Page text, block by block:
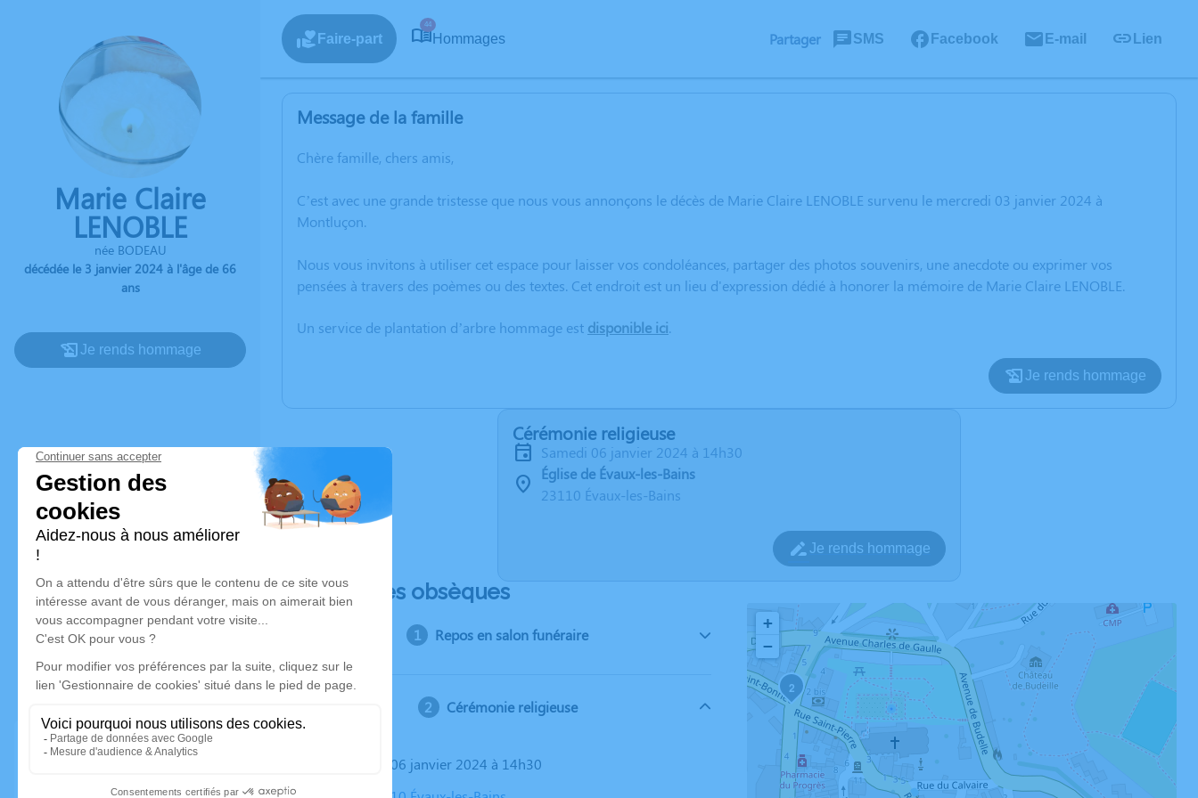
Marie Claire
LENOBLE
née BODEAU
décédée le 3 janvier 2024 à l'âge de 66
ans
Je rends hommage
Faire-part
44
Hommages Partager SMS Facebook E-mail Lien
Message de la famille
Chère famille, chers amis,
C’est avec une grande tristesse que nous vous annonçons le décès de Marie Claire LENOBLE survenu le mercredi 03 janvier 2024 à
Montluçon.
Nous vous invitons à utiliser cet espace pour laisser vos condoléances, partager des photos souvenirs, une anecdote ou exprimer vos
pensées à travers des poèmes ou des textes. Cet endroit est un lieu d'expression dédié à honorer la mémoire de Marie Claire LENOBLE.
Un service de plantation d’arbre hommage est disponible ici.
Je rends hommage
Cérémonie religieuse
samedi 06 janvier 2024 à 14h30
Église de Évaux-les-Bains
23110 Évaux-les-Bains
Je rends hommage
Déroulé des obsèques
Repos en salon funéraire
Cérémonie religieuse
Le samedi 06 janvier 2024 à 14h30
2
+
−